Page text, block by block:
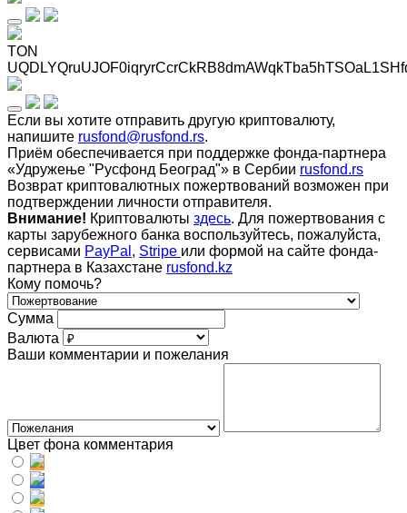
TON
Если вы хотите отправить другую криптовалюту,
напишите rusfond@rusfond.rs.
Приём обеспечивается при поддержке фонда-партнера
«Удружење "Русфонд Београд"» в Сербии rusfond.rs
Возврат криптовалютных пожертвований возможен при
подтверждении личности отправителя.
Внимание! Криптовалюты здесь. Для пожертвования с
карты зарубежного банка воспользуйтесь, пожалуйста,
сервисами PayPal , Stripe или формой на сайте фонда-
партнера в Казахстане rusfond.kz
Кому помочь?
Сумма
Валюта
Ваши комментарии и пожелания
Цвет фона комментария